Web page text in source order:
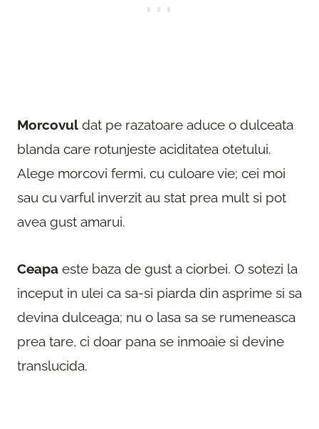
Morcovul dat pe razatoare aduce o dulceata
blanda care rotunjeste aciditatea otetului.
Alege morcovi fermi, cu culoare vie; cei moi
sau cu varful inverzit au stat prea mult si pot
avea gust amarui.
Ceapa este baza de gust a ciorbei. O sotezi la
inceput in ulei ca sa-si piarda din asprime si sa
devina dulceaga; nu o lasa sa se rumeneasca
prea tare, ci doar pana se inmoaie si devine
translucida.